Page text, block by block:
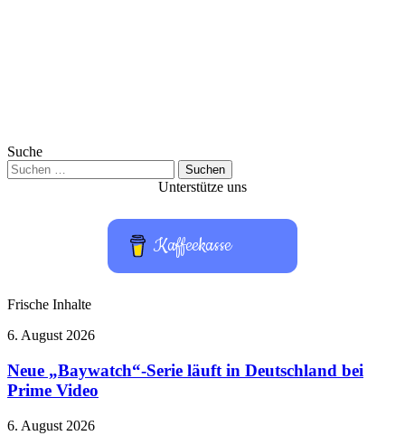
Suche
Suchen
nach:
Unterstütze uns
Kaffeekasse
Frische Inhalte
Neue
Serie
läuft
in
bei
6. August 2026
Neue „Baywatch“-Serie läuft in Deutschland bei
Prime Video
Level
6. August 2026